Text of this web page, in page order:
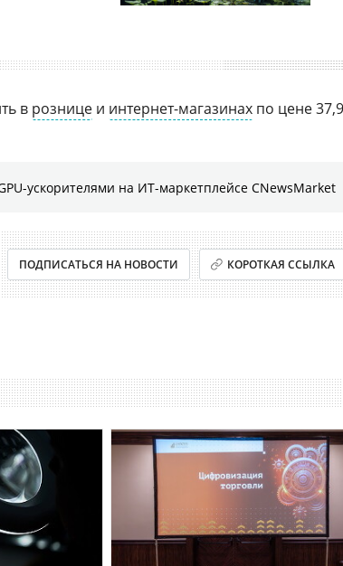
в рознице и интернет-магазинах по цене
ускорителями на ИТ-маркетплейсе CNewsMarket
ПОДПИСАТЬСЯ НА НОВОСТИ КОРОТКАЯ ССЫЛКА